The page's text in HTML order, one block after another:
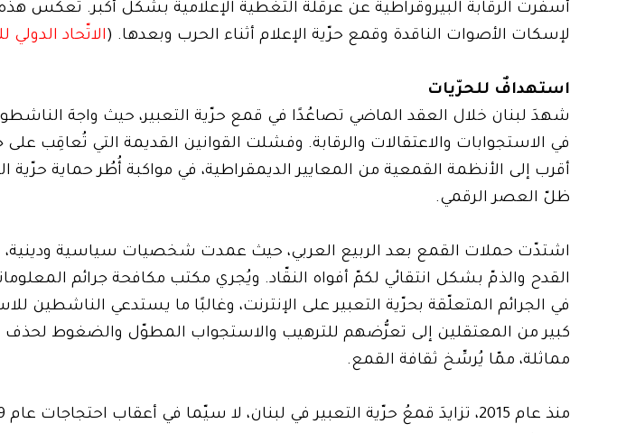
أسفرت الرقابة البيروقراطية عن عرقلة التغطية الإعلامية بشكل أكبر. تعكس
لإسكات الأصوات الناقدة وقمع حرّية الإعلام أثناء الحرب وبعدها. (الاتّحاد الدولي
استهدافٌ للحرّيات
شهدَ لبنان خلال العقد الماضي تصاعُدًا في قمع حرّية التعبير، حيث واجهَ
في الاستجوابات والاعتقالات والرقابة. وفشلت القوانين القديمة التي تُعاقِب على
أقرب إلى الأنظمة القمعية من المعايير الديمقراطية، في مواكبة أُطُر حماية
ظلّ العصر الرقمي.
اشتدّت حملات القمع بعد الربيع العربي، حيث عمدت شخصيات سياسية ودينية،
القدح والذمّ بشكل انتقائي لكمّ أفواه النقّاد. ويُجري مكتب مكافحة جرائم
في الجرائم المتعلّقة بحرّية التعبير على الإنترنت، وغالبًا ما يستدعي الناشطين
كبير من المعتقلين إلى تعرُّضهم للترهيب والاستجواب المطوّل والضغوط لحذف
مماثلة، ممّا يُرسِّخ ثقافة القمع.
منذ عام 2015، تزايدَ قمعُ حرّية التعبير في لبنان، لا سيّما في أعقاب احتجاجات عام 2019 (